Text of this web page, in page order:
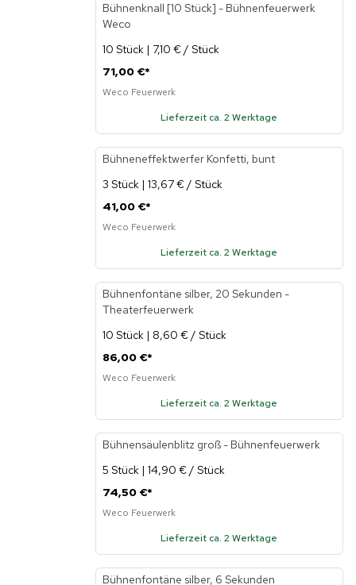
Bühnenknall [10 Stück] - Bühnenfeuerwerk
Weco
10 Stück | 7,10 € / Stück
71,00 €*
Weco Feuerwerk
Lieferzeit ca. 2 Werktage
Bühneneffektwerfer Konfetti, bunt
3 Stück | 13,67 € / Stück
41,00 €*
Weco Feuerwerk
Lieferzeit ca. 2 Werktage
Bühnenfontäne silber, 20 Sekunden -
Theaterfeuerwerk
10 Stück | 8,60 € / Stück
86,00 €*
Weco Feuerwerk
Lieferzeit ca. 2 Werktage
Bühnensäulenblitz groß - Bühnenfeuerwerk
5 Stück | 14,90 € / Stück
74,50 €*
Weco Feuerwerk
Lieferzeit ca. 2 Werktage
Bühnenfontäne silber, 6 Sekunden